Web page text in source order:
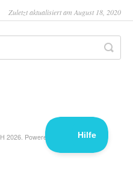
Zuletzt aktualisiert am August 18, 2020
2026. Powered by Help Scout